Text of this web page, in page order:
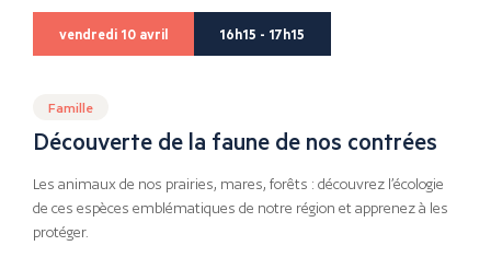
vendredi 10 avril 16h15 - 17h15
Famille
Découverte de la faune de nos contrées
Les animaux de nos prairies, mares, forêts : découvrez l’écologie
de ces espèces emblématiques de notre région et apprenez à les
protéger.